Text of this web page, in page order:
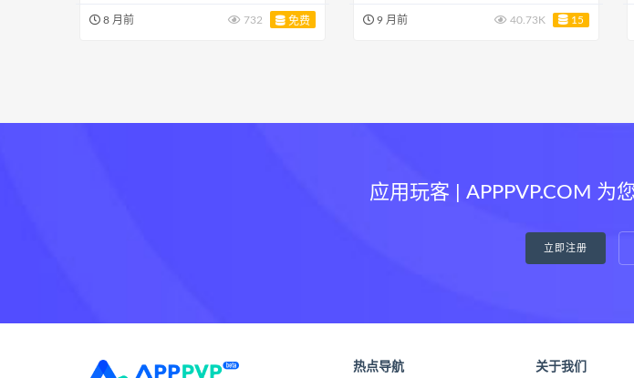
8 月前 732 免费 9 月前 40.73K 15
应用玩客 | APPPVP.COM 为
立即注册
热点导航 关于我们